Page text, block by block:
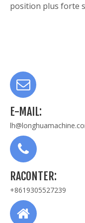
position plus forte
E-MAIL:
RACONTER:
+8619305527239